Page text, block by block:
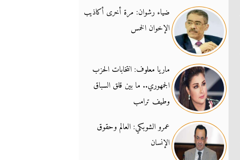
ضياء رشوان: مرة أخرى أكاذيب
الإخوان الخمس
ماريا معلوف: انتخابات الحزب
الجمهوري.. ما بين قلق السباق
وطيف ترامب
عمرو الشوبكي: العالم وحقوق
الإنسان